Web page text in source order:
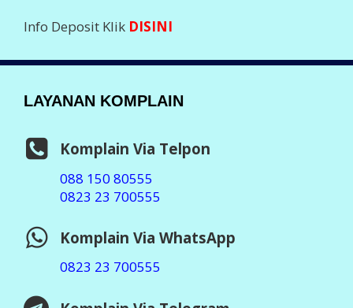
LEGALITAS PERUSAHAAN
Pemilik :Imam Ghozali, SE
SIUP : 503/119x/41x/2014
TDP : 13.07.x4x.02270
Ditetapkan : Jember 2014
Software : Otomax Ultimate
STATISTIK ONLINE